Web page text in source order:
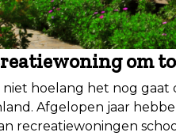
om
hoelang het nog
Afgelopen jaar
recreatiewoningen